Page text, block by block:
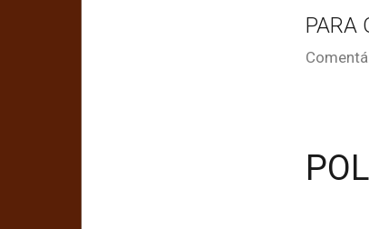
PARA